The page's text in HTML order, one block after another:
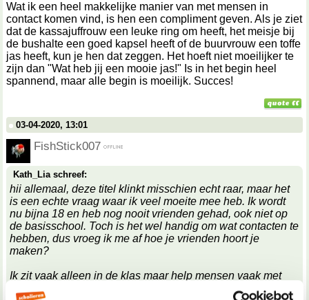
Wat ik een heel makkelijke manier van met mensen in
contact komen vind, is hen een compliment geven. Als je ziet
dat de kassajuffrouw een leuke ring om heeft, het meisje bij
de bushalte een goed kapsel heeft of de buurvrouw een toffe
jas heeft, kun je hen dat zeggen. Het hoeft niet moeilijker te
zijn dan "Wat heb jij een mooie jas!" Is in het begin heel
spannend, maar alle begin is moeilijk. Succes!
03-04-2020, 13:01
FishStick007
Kath_Lia schreef:
hii allemaal, deze titel klinkt misschien echt raar, maar het
is een echte vraag waar ik veel moeite mee heb. Ik wordt
nu bijna 18 en heb nog nooit vrienden gehad, ook niet op
de basisschool. Toch is het wel handig om wat contacten te
hebben, dus vroeg ik me af hoe je vrienden hoort je
maken?
Ik zit vaak alleen in de klas maar help mensen vaak met
huiswerk als ze het nodig hebben. Ik word dan ook gezien